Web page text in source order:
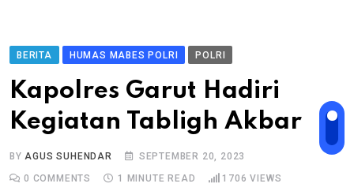
BERITA HUMAS MABES POLRI POLRI
Kapolres Garut Hadiri
Kegiatan Tabligh Akbar
BYAGUS SUHENDAR
SEPTEMBER 20, 2023
0 COMMENTS 1 MINUTE READ 1706 VIEWS